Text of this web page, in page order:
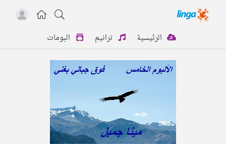
الرئيسية ترانيم البومات